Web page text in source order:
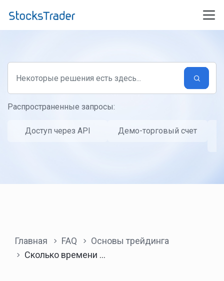
Распространенные запросы:
Доступ через API
Демо-торговый счет
Главная FAQ
Основы трейдинга
Сколько времени занимает исполнение ордера в StocksTrader или в Копи-трейдинге?